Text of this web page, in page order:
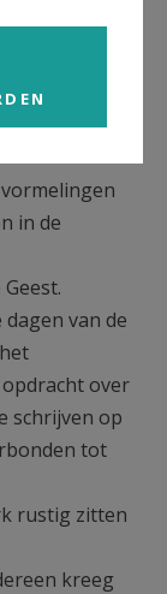
onze gids
in de
van de
over
schrijven op
tot
rustig zitten
kreeg